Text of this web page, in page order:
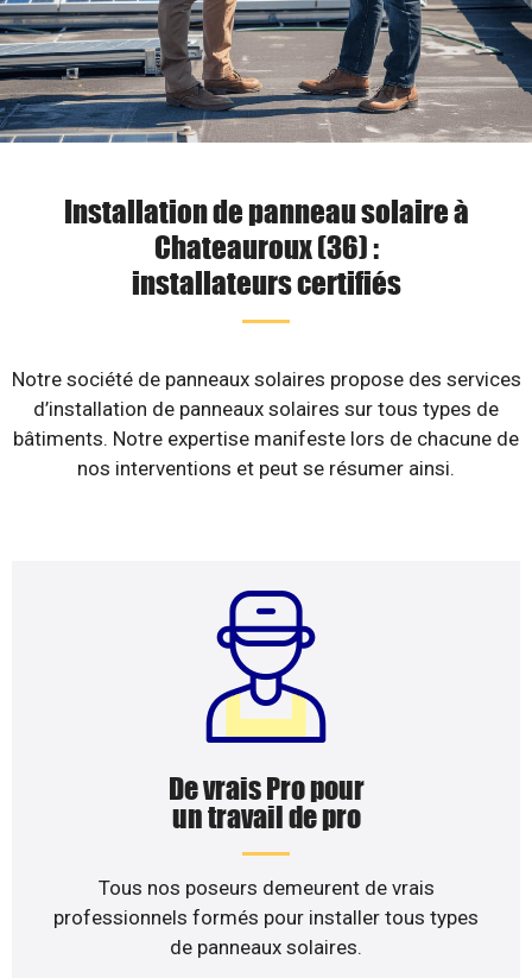
Installation de panneau solaire à
Chateauroux (36) :
installateurs certifiés
Notre société de panneaux solaires propose des services
d’installation de panneaux solaires sur tous types de
bâtiments. Notre expertise manifeste lors de chacune de
nos interventions et peut se résumer ainsi.
De vrais Pro pour
un travail de pro
Tous nos poseurs demeurent de vrais
professionnels formés pour installer tous types
de panneaux solaires.